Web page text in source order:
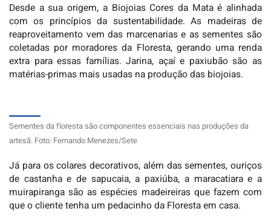
Desde a sua origem, a Biojoias Cores da Mata é alinhada
com os princípios da sustentabilidade. As madeiras de
reaproveitamento vem das marcenarias e as sementes são
coletadas por moradores da Floresta, gerando uma renda
extra para essas famílias. Jarina, açaí e paxiubão são as
matérias-primas mais usadas na produção das biojoias.
Sementes da floresta são componentes essenciais nas produções da
artesã. Foto: Fernando Menezes/Sete
Já para os colares decorativos, além das sementes, ouriços
de castanha e de sapucaia, a paxiúba, a maracatiara e a
muirapiranga são as espécies madeireiras que fazem com
que o cliente tenha um pedacinho da Floresta em casa.